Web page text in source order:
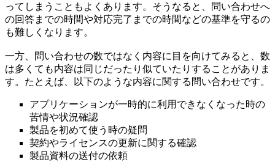
ってしまうこともよくあります。そうなると、問い合わせへ
の回答までの時間や対応完了までの時間などの基準を守るの
も難しくなります。
一方、問い合わせの数ではなく内容に目を向けてみると、数
は多くても内容は同じだったり似ていたりすることがありま
す。たとえば、以下のような内容に関する問い合わせです。
アプリケーションが一時的に利用できなくなった時の
苦情や状況確認
製品を初めて使う時の疑問
契約やライセンスの更新に関する確認
製品資料の送付の依頼